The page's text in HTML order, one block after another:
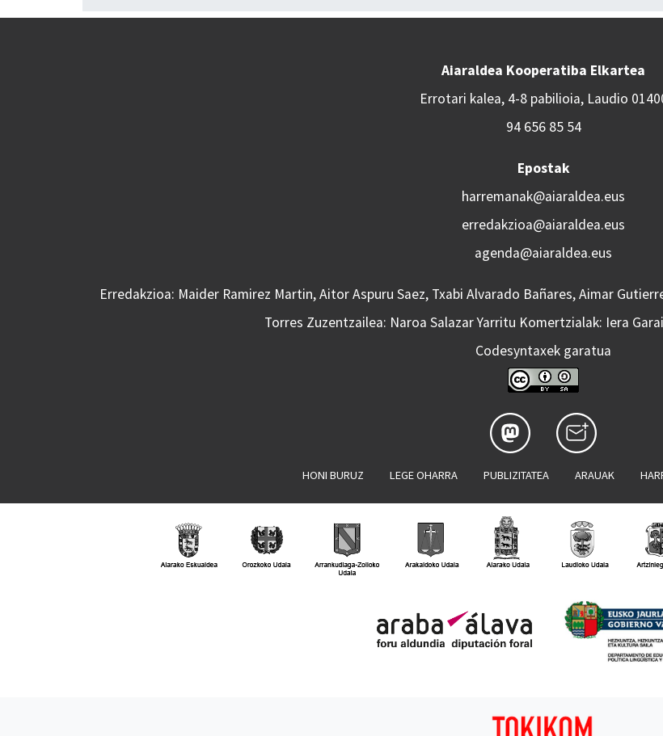
Aiaraldea Kooperatiba Elkartea
Errotari kalea, 4-8 pabilioia, Laudio
94 656 85 54
Epostak
harremanak@aiaraldea.eus
erredakzioa@aiaraldea.eus
agenda@aiaraldea.eus
Erredakzioa: Maider Ramirez Martin, Aitor Aspuru Saez, Txabi Alvarado Bañares, Aimar
Torres Zuzentzailea: Naroa Salazar Yarritu Komertzialak: Iera
Codesyntaxek garatua
HONI BURUZ LEGE OHARRA PUBLIZITATEA ARAUAK